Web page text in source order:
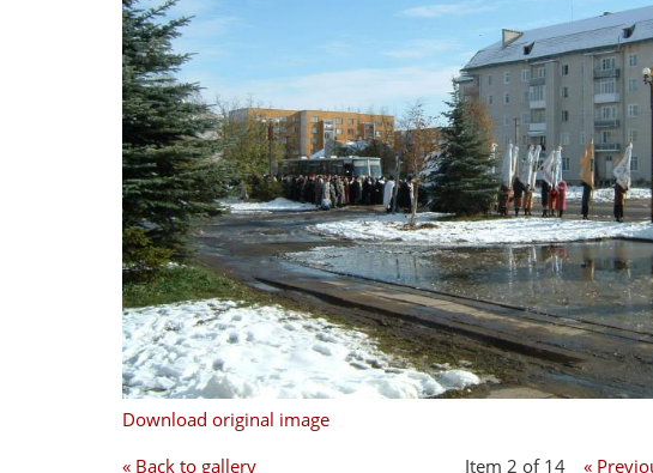
Download original image
« Back to gallery
Item 2 of 14 «